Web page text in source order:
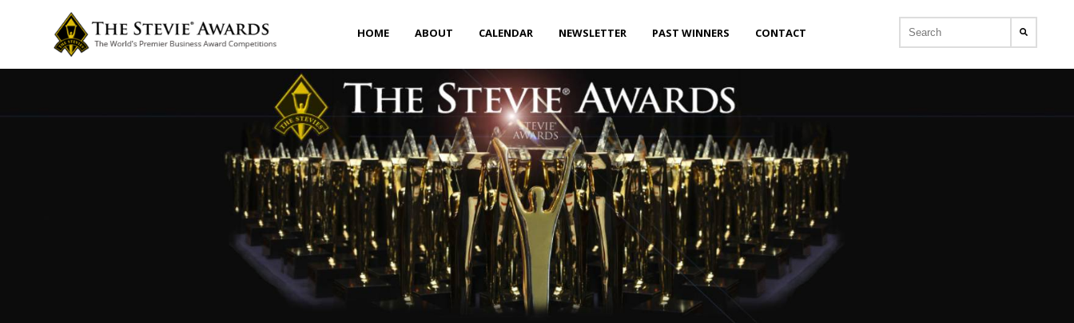
HOME ABOUT CALENDAR NEWSLETTER PAST WINNERS CONTACT